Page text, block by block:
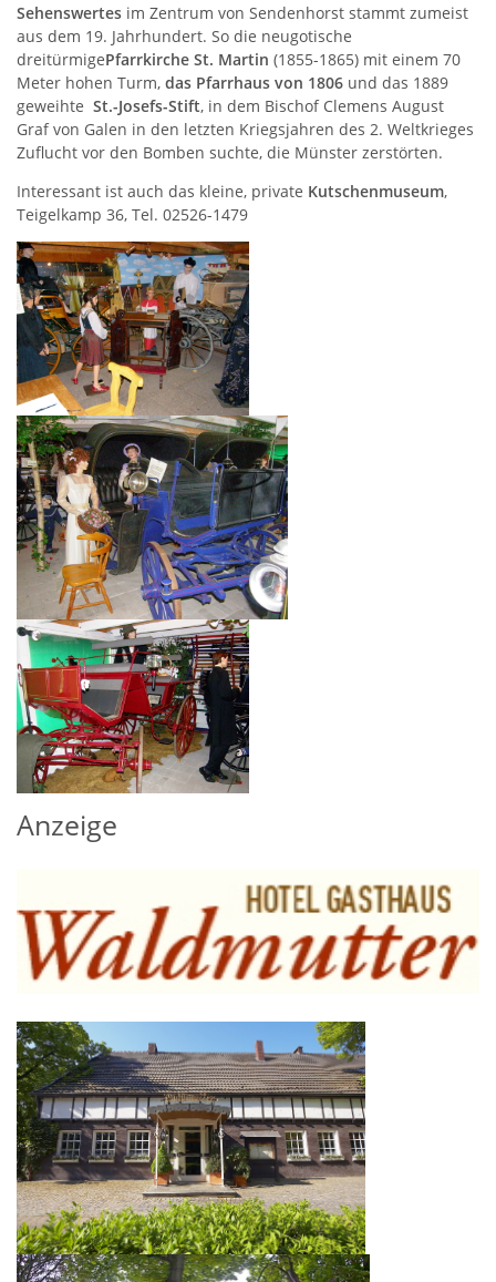
Sehenswertes im Zentrum von Sendenhorst stammt zumeist
aus dem 19. Jahrhundert. So die neugotische
dreitürmigePfarrkirche St. Martin (1855-1865) mit einem 70
Meter hohen Turm, das Pfarrhaus von 1806 und das 1889
geweihte St.-Josefs-Stift, in dem Bischof Clemens August
Graf von Galen in den letzten Kriegsjahren des 2. Weltkrieges
Zuflucht vor den Bomben suchte, die Münster zerstörten.
Interessant ist auch das kleine, private Kutschenmuseum,
Teigelkamp 36, Tel. 02526-1479
Anzeige